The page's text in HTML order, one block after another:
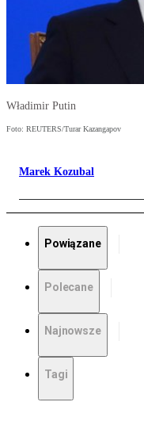
Władimir Putin
Foto: REUTERS/Turar Kazangapov
Marek Kozubal
Powiązane
Polecane
Najnowsze
Tagi